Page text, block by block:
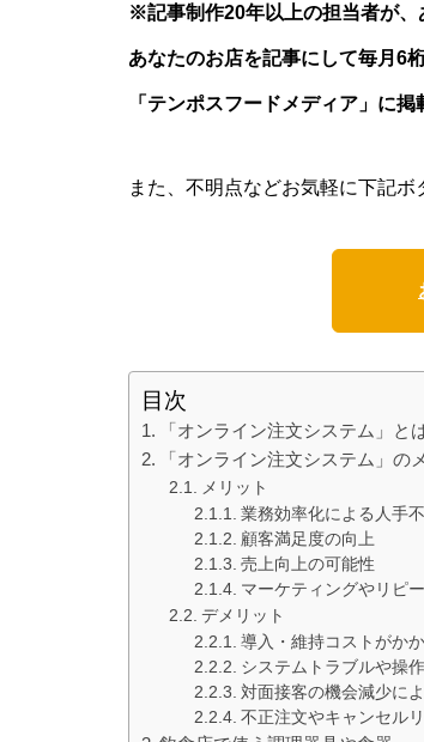
※記事制作20年以上の担当者が、
あなたのお店を記事にして毎月6
「テンポスフードメディア」に
また、不明点などお気軽に下記ボ
目次
「オンライン注文システム」と
「オンライン注文システム」の
メリット
業務効率化による人手
顧客満足度の向上
売上向上の可能性
マーケティングやリピ
デメリット
導入・維持コストがか
システムトラブルや操
対面接客の機会減少に
不正注文やキャンセル